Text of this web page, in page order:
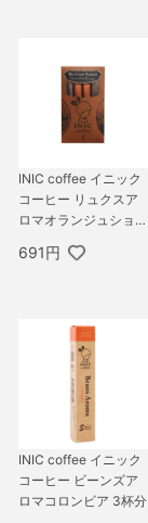
INIC coffee イニック
コーヒー リュクスア
ロマオランジュショコ
送
691円
INIC coffee イニック
コーヒー ビーンズア
ロマコロンビア 3杯分